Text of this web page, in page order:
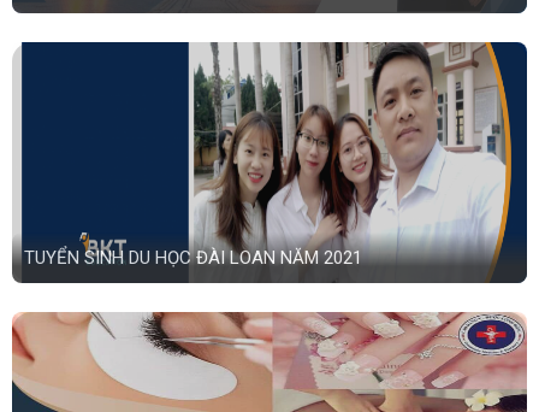
TUYỂN SINH DU HỌC ĐÀI LOAN NĂM 2021